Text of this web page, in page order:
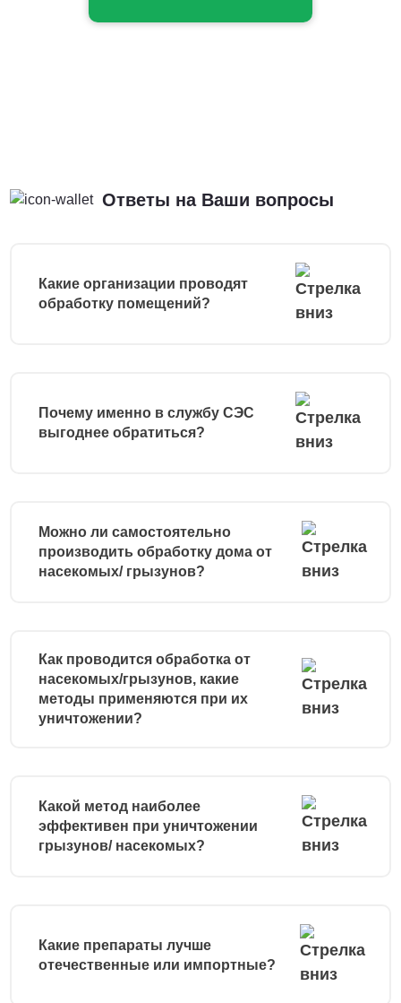
Ответы на Ваши вопросы
Какие организации проводят
обработку помещений?
Почему именно в службу СЭС
выгоднее обратиться?
Можно ли самостоятельно
производить обработку дома от
насекомых/ грызунов?
Как проводится обработка от
насекомых/грызунов, какие
методы применяются при их
уничтожении?
Какой метод наиболее
эффективен при уничтожении
грызунов/ насекомых?
Какие препараты лучше
отечественные или импортные?